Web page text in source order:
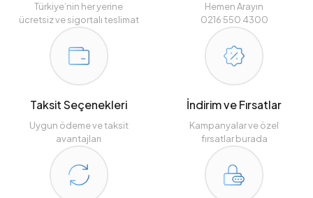
Türkiye’nin her yerine
ücretsiz ve sigortalı teslimat
Hemen Arayın
0216 550 4300
Taksit Seçenekleri
Uygun ödeme ve taksit
avantajları
İndirim ve Fırsatlar
Kampanyalar ve özel
fırsatlar burada